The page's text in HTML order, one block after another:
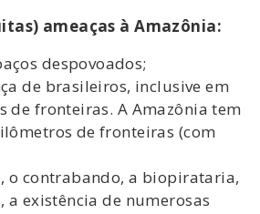
ameaças à Amazônia:
despovoados;
de brasileiros, inclusive em
de fronteiras. A Amazônia tem
de fronteiras (com
o contrabando, a biopirataria,
existência de numerosas